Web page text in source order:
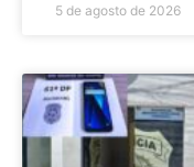
5 de agosto de 2026